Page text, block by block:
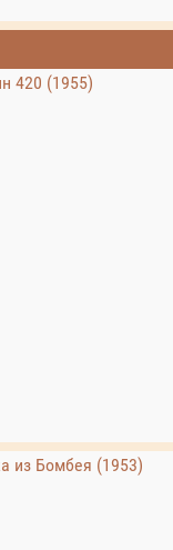
420 (1955)
из Бомбея (1953)